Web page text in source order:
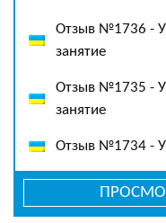
Отзыв №1736 -
занятие
Отзыв №1735 -
занятие
Отзыв №1734 -